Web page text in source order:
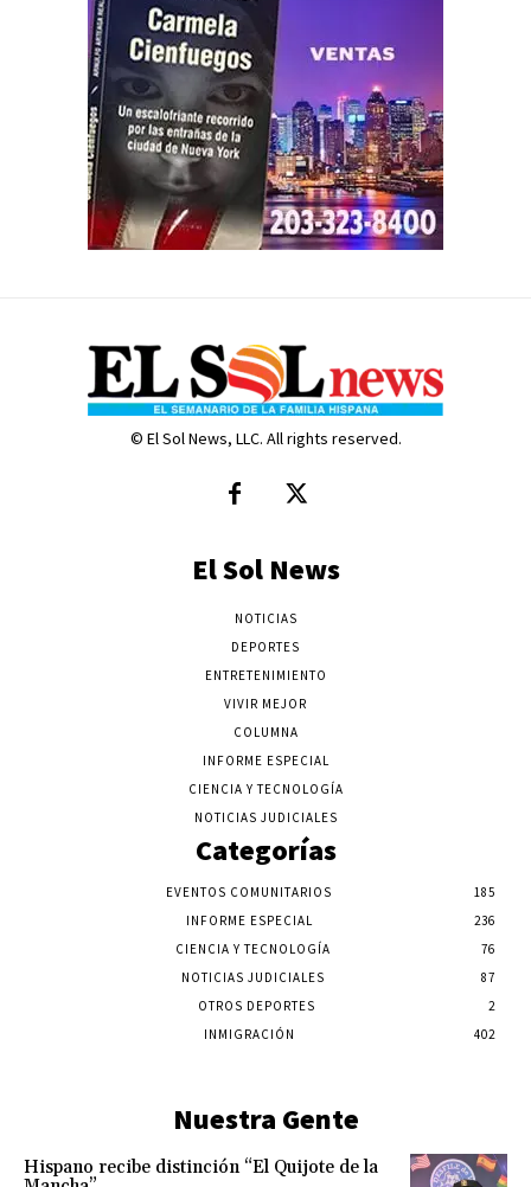
© El Sol News, LLC. All rights reserved.
El Sol News
NOTICIAS
DEPORTES
ENTRETENIMIENTO
VIVIR MEJOR
COLUMNA
INFORME ESPECIAL
CIENCIA Y TECNOLOGÍA
NOTICIAS JUDICIALES
Categorías
EVENTOS COMUNITARIOS
185
INFORME ESPECIAL
236
CIENCIA Y TECNOLOGÍA
76
NOTICIAS JUDICIALES
87
OTROS DEPORTES
2
INMIGRACIÓN
402
Nuestra Gente
Hispano recibe distinción “El Quijote de la